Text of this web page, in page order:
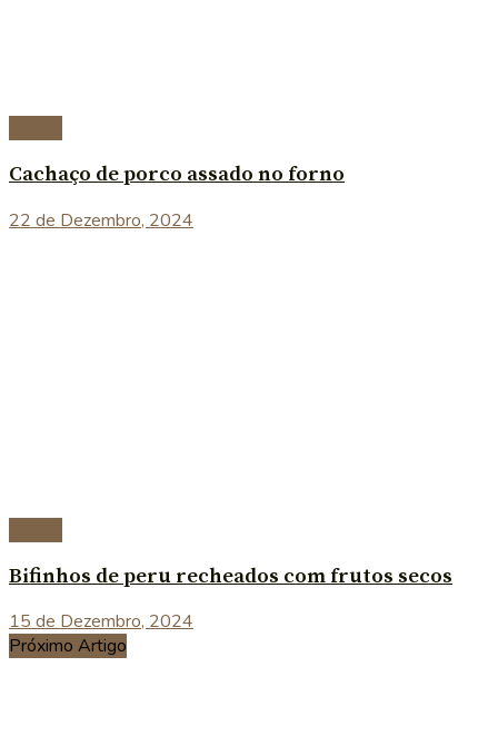
Cachaço de porco assado no forno
22 de Dezembro, 2024
Bifinhos de peru recheados com frutos secos
15 de Dezembro, 2024
Próximo Artigo